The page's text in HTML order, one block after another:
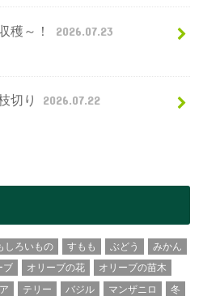
穫～！ 2026.07.23
切り 2026.07.22
しろいもの すもも ぶどう
みかん
ブ オリーブの花
オリーブの苗木
テリー バジル マンザニロ
冬